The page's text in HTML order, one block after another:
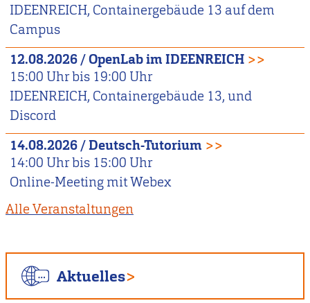
IDEENREICH, Containergebäude 13 auf dem
Campus
12.08.2026/OpenLab im IDEENREICH >>
15:00 Uhr bis 19:00 Uhr
IDEENREICH, Containergebäude 13, und
Discord
14.08.2026/Deutsch-Tutorium >>
14:00 Uhr bis 15:00 Uhr
Online-Meeting mit Webex
Alle Veranstaltungen
Aktuelles